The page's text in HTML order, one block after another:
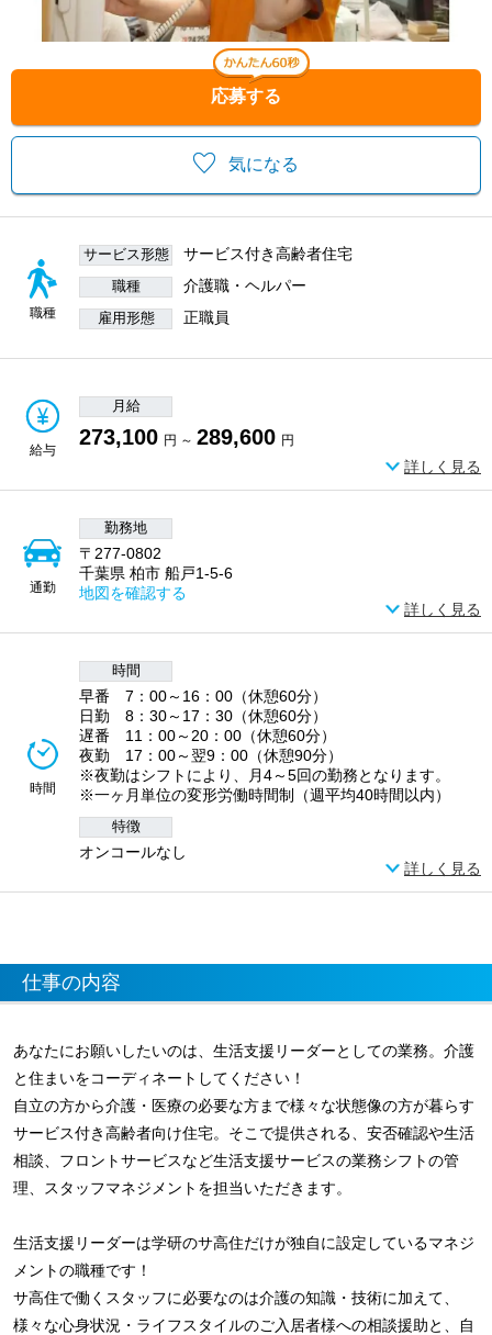
気になる
応募する
職種
サービス形態 サービス付き高齢者住宅
職種 介護職・ヘルパー
雇用形態 正職員
給与
月給
273,100 円 ～ 289,600 円
詳しく見る
通勤
勤務地
〒277-0802
千葉県 柏市 船戸1-5-6
地図を確認する
詳しく見る
時間
時間
早番 7：00～16：00（休憩60分）
日勤 8：30～17：30（休憩60分）
遅番 11：00～20：00（休憩60分）
夜勤 17：00～翌9：00（休憩90分）
※夜勤はシフトにより、月4～5回の勤務となります。
※一ヶ月単位の変形労働時間制（週平均40時間以内）
特徴
オンコールなし
詳しく見る
仕事の内容
あなたにお願いしたいのは、生活支援リーダーとしての業務。介護
と住まいをコーディネートしてください！
自立の方から介護・医療の必要な方まで様々な状態像の方が暮らす
サービス付き高齢者向け住宅。そこで提供される、安否確認や生活
相談、フロントサービスなど生活支援サービスの業務シフトの管
理、スタッフマネジメントを担当いただきます。
生活支援リーダーは学研のサ高住だけが独自に設定しているマネジ
メントの職種です！
サ高住で働くスタッフに必要なのは介護の知識・技術に加えて、
様々な心身状況・ライフスタイルのご入居者様への相談援助と、自